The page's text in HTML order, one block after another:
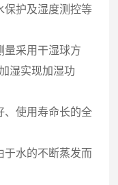
保护及湿度测控等
量采用干湿球方
湿实现加湿功
、使用寿命长的全
于水的不断蒸发而